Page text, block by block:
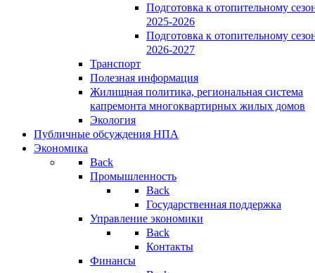
Подготовка к отопительному
2025-2026
Подготовка к отопительному
2026-2027
Транспорт
Полезная информация
Жилищная политика, региональная система
капремонта многоквартирных жилых домов
Экология
Публичные обсуждения НПА
Экономика
Back
Промышленность
Back
Государственная поддержка
Управление экономики
Back
Контакты
Финансы